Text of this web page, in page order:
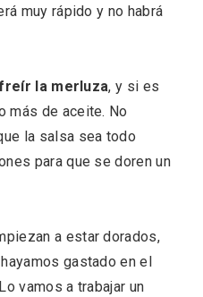
muy rápido y no habrá
la merluza, y si es
más de aceite. No
la salsa sea todo
para que se doren un
a estar dorados,
gastado en el
vamos a trabajar un
coro Wetherby
Ávila y Salamanca